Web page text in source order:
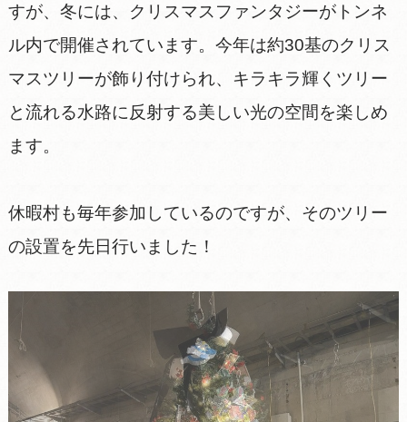
すが、冬には、クリスマスファンタジーがトンネ
ル内で開催されています。今年は約30基のクリス
マスツリーが飾り付けられ、キラキラ輝くツリー
と流れる水路に反射する美しい光の空間を楽しめ
ます。
休暇村も毎年参加しているのですが、そのツリー
の設置を先日行いました！